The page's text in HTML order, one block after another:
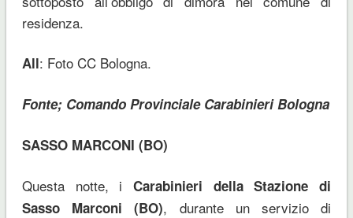
residenza.
All: Foto CC Bologna.
Fonte; Comando Provinciale Carabinieri Bologna
SASSO MARCONI (BO)
Questa notte, i Carabinieri della Stazione di
Sasso Marconi (BO), durante un servizio di